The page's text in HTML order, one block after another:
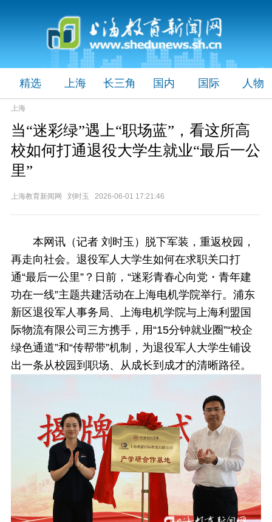
精选 上海 长三角 国内 国际 人物
上海
当“迷彩绿”遇上“职场蓝”，看这所高
校如何打通退役大学生就业“最后一公
里”
上海教育新闻网 刘时玉 2026-06-01 17:21:46
本网讯（记者 刘时玉） 脱下军装，重返校园，
再走向社会。退役军人大学生如何在求职关口打
通“最后一公里”？日前， “迷彩青春心向党・青年建
功在一线”主题共建活动在上海电机学院举行。浦东
新区退役军人事务局、上海电机学院与上海利盟国
际物流有限公司三方携手，用“15分钟就业圈”“校企
绿色通道”和“传帮带”机制，为退役军人大学生铺设
出一条从校园到职场、从成长到成才的清晰路径。